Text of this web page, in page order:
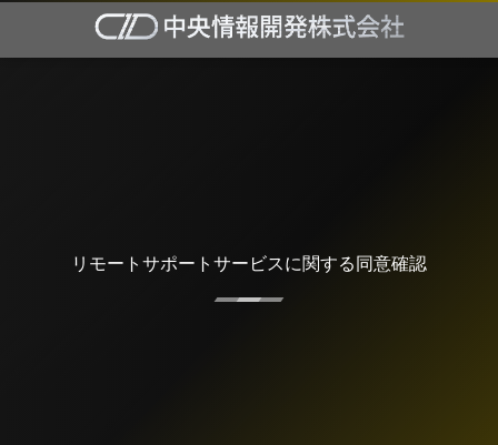
リモートサポートサービスに関する同意確認